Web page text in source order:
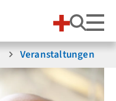
Veranstaltungen